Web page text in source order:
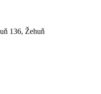
136, Žehuň